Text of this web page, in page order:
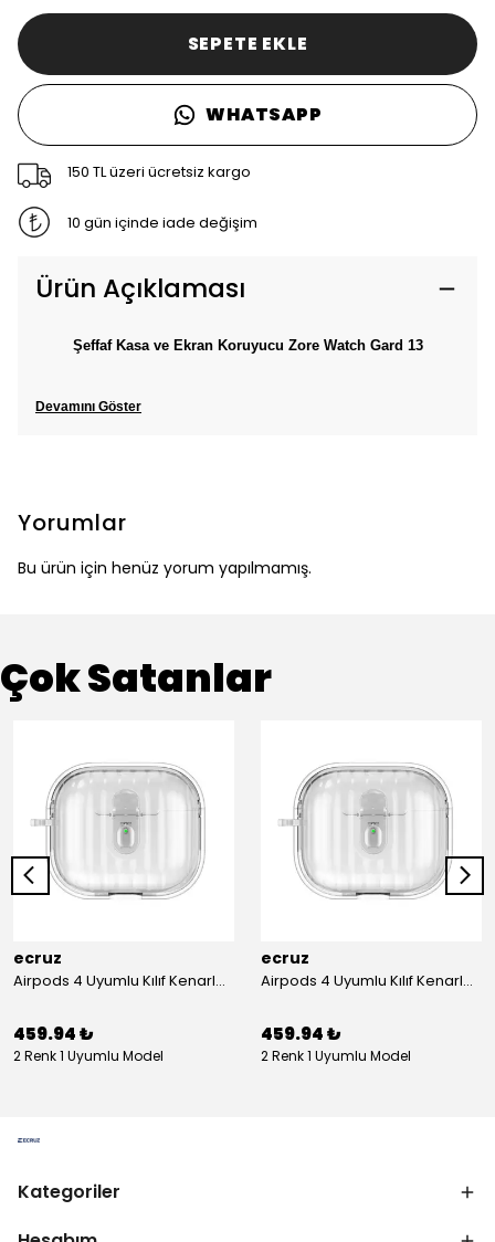
SEPETE EKLE
WHATSAPP
150 TL üzeri ücretsiz kargo
10 gün içinde iade değişim
Ürün Açıklaması
Şeffaf Kasa ve Ekran Koruyucu Zore Watch Gard 13
Devamını Göster
Yorumlar
Bu ürün için henüz yorum yapılmamış.
Çok Satanlar
ecruz
Airpods 4 Uyumlu Kılıf Kenarları Renkli Şeffaf Dilimli Silikon Ecruz Airbag 40 Uyumlu Kılıf
459.94 ₺
2 Renk 1 Uyumlu Model
ecruz
Airpods 4 Uyumlu Kılıf Kenarları Renkli Şeffaf Dilimli Silikon Ecruz Airbag 40 Uyumlu Kılıf
459.94 ₺
2 Renk 1 Uyumlu Model
Kategoriler